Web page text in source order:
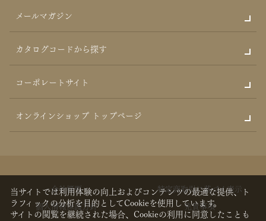
メールマガジン
カタログコードから探す
コーポレートサイト
オンラインショップ トップページ
会社概要
特定商取引に基づく表示
個人情報保護方針
免責事項
当サイトでは利用体験の向上およびコンテンツの最適な提供、ト
ラフィックの分析を目的としてCookieを使用しています。
サイトの閲覧を継続された場合、Cookieの利用に同意したことも